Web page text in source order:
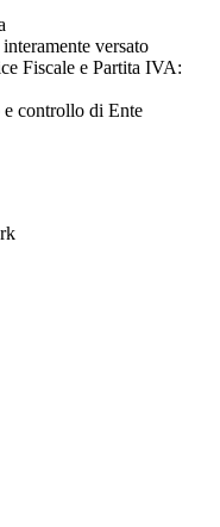
versato
Fiscale e Partita IVA:
e controllo di Ente